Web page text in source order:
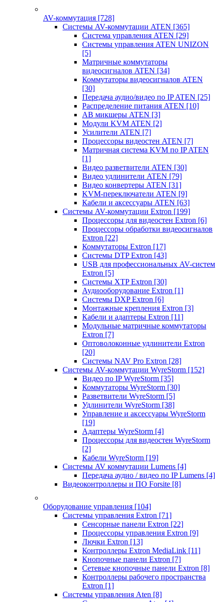
AV-коммутация [728]
Системы AV-коммутации ATEN [365]
Система управления ATEN [29]
Системы управления ATEN UNIZON
[5]
Матричные коммутаторы
видеосигналов ATEN [34]
Коммутаторы видеосигналов ATEN
[30]
Передача аудио/видео по IP ATEN [25]
Распределение питания ATEN [10]
АВ микшеры ATEN [3]
Модули KVM ATEN [2]
Усилители ATEN [7]
Процессоры видеостен ATEN [7]
Матричная система KVM по IP ATEN
[1]
Видео разветвители ATEN [30]
Видео удлинители ATEN [79]
Видео конвертеры ATEN [31]
KVM-переключатели ATEN [9]
Кабели и аксессуары ATEN [63]
Системы AV-коммутации Extron [199]
Процессоры для видеостен Extron [6]
Процессоры обработки видеосигналов
Extron [22]
Коммутаторы Extron [17]
Системы DTP Extron [43]
USB для профессиональных AV-систем
Extron [5]
Системы XTP Extron [30]
Аудиооборудование Extron [1]
Системы DXP Extron [6]
Монтажные крепления Extron [3]
Кабели и адаптеры Extron [11]
Модульные матричные коммутаторы
Extron [7]
Оптоволоконные удлинители Extron
[20]
Системы NAV Pro Extron [28]
Системы AV-коммутации WyreStorm [152]
Видео по IP WyreStorm [35]
Коммутаторы WyreStorm [30]
Разветвители WyreStorm [5]
Удлинители WyreStorm [38]
Управление и аксессуары WyreStorm
[19]
Адаптеры WyreStorm [4]
Процессоры для видеостен WyreStorm
[2]
Кабели WyreStorm [19]
Системы AV коммутации Lumens [4]
Передача аудио / видео по IP Lumens [4]
Видеоконтроллеры и ПО Forsite [8]
Оборудование управления [104]
Системы управления Extron [71]
Сенсорные панели Extron [22]
Процессоры управления Extron [9]
Лючки Extron [13]
Контроллеры Extron MediaLink [11]
Кнопочные панели Extron [7]
Сетевые кнопочные панели Extron [8]
Контроллеры рабочего пространства
Extron [1]
Системы управления Aten [8]